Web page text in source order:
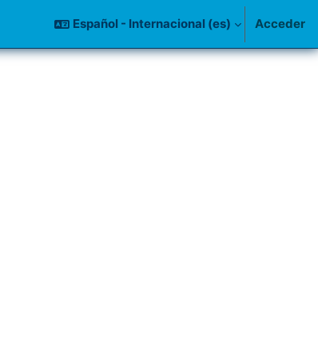
Español - Internacional ‎(es)‎ Acceder